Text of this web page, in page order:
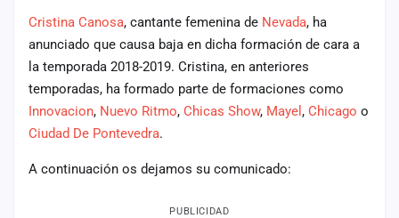
Cristina Canosa, cantante femenina de Nevada, ha
anunciado que causa baja en dicha formación de cara a
la temporada 2018-2019. Cristina, en anteriores
temporadas, ha formado parte de formaciones como
Innovacion, Nuevo Ritmo, Chicas Show, Mayel , Chicago o
Ciudad De Pontevedra.
A continuación os dejamos su comunicado:
PUBLICIDAD
Formaciones
Fiestas
Mapa
de
fiestas
Componentes